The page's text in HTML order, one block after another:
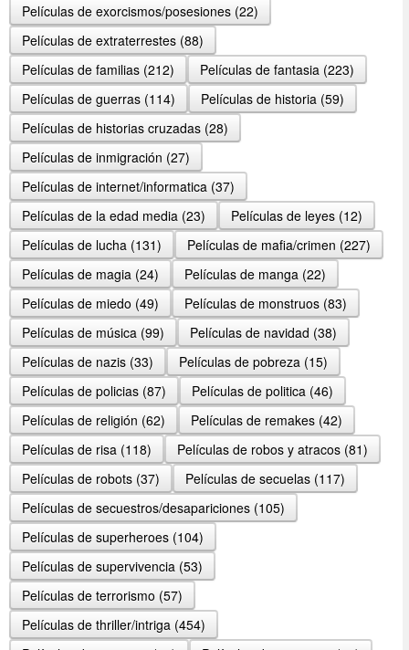
Películas de exorcismos/posesiones (22)
Películas de extraterrestes (88)
Películas de familias (212)
Películas de fantasia (223)
Películas de guerras (114)
Películas de historia (59)
Películas de historias cruzadas (28)
Películas de inmigración (27)
Películas de internet/informatica (37)
Películas de la edad media (23)
Películas de leyes (12)
Películas de lucha (131)
Películas de mafia/crimen (227)
Películas de magia (24)
Películas de manga (22)
Películas de miedo (49)
Películas de monstruos (83)
Películas de música (99)
Películas de navidad (38)
Películas de nazis (33)
Películas de pobreza (15)
Películas de policias (87)
Películas de politica (46)
Películas de religión (62)
Películas de remakes (42)
Películas de risa (118)
Películas de robos y atracos (81)
Películas de robots (37)
Películas de secuelas (117)
Películas de secuestros/desapariciones (105)
Películas de superheroes (104)
Películas de supervivencia (53)
Películas de terrorismo (57)
Películas de thriller/intriga (454)